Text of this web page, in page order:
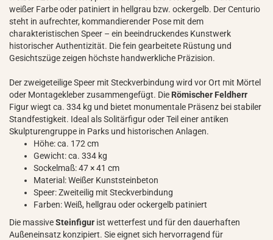
weißer Farbe oder patiniert in hellgrau bzw. ockergelb. Der Centurio
steht in aufrechter, kommandierender Pose mit dem
charakteristischen Speer – ein beeindruckendes Kunstwerk
historischer Authentizität. Die fein gearbeitete Rüstung und
Gesichtszüge zeigen höchste handwerkliche Präzision.
Der zweigeteilige Speer mit Steckverbindung wird vor Ort mit Mörtel
oder Montagekleber zusammengefügt. Die Römischer Feldherr
Figur wiegt ca. 334 kg und bietet monumentale Präsenz bei stabiler
Standfestigkeit. Ideal als Solitärfigur oder Teil einer antiken
Skulpturengruppe in Parks und historischen Anlagen.
Höhe: ca. 172 cm
Gewicht: ca. 334 kg
Sockelmaß: 47 × 41 cm
Material: Weißer Kunststeinbeton
Speer: Zweiteilig mit Steckverbindung
Farben: Weiß, hellgrau oder ockergelb patiniert
Die massiveSteinfigur ist wetterfest und für den dauerhaften
Außeneinsatz konzipiert. Sie eignet sich hervorragend für